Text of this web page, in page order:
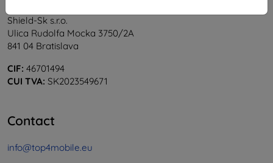
Shield-Sk s.r.o.
Ulica Rudolfa Mocka 3750/2A
841 04 Bratislava
CIF: 46701494
CUI TVA: SK2023549671
Contact
info@top4mobile.eu